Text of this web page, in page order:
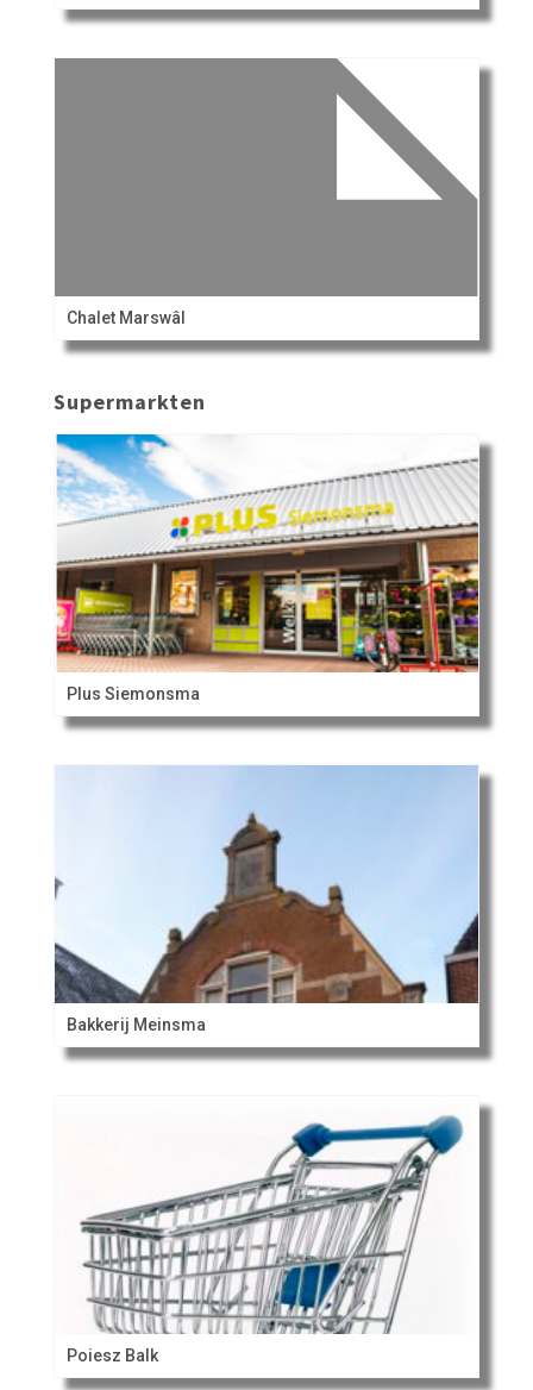
Chalet Marswâl
Supermarkten
Plus Siemonsma
Bakkerij Meinsma
Poiesz Balk